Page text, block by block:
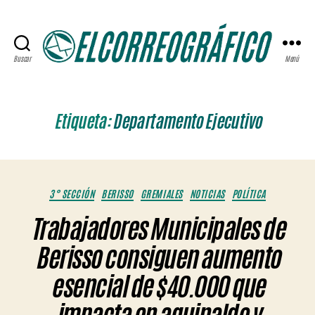
Buscar Menú
Etiqueta:Departamento Ejecutivo
Categorías
3° SECCIÓN BERISSO GREMIALES NOTICIAS POLÍTICA
Trabajadores Municipales de
Berisso consiguen aumento
esencial de $40.000 que